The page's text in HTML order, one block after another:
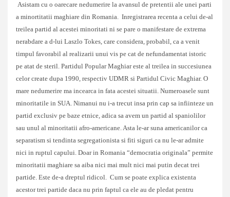
Asistam cu o oarecare nedumerire la avansul de pretentii ale unei parti
a minortitatii maghiare din Romania. Inregistrarea recenta a celui de-al
treilea partid al acestei minoritati ni se pare o manifestare de extrema
nerabdare a d-lui Laszlo Tokes, care considera, probabil, ca a venit
timpul favorabil al realizarii unui vis pe cat de nefundamentat istoric
pe atat de steril. Partidul Popular Maghiar este al treilea in succesiunea
celor create dupa 1990, respectiv UDMR si Partidul Civic Maghiar. O
mare nedumerire ma incearca in fata acestei situatii. Numeroasele sunt
minoritatile in SUA. Nimanui nu i-a trecut insa prin cap sa infiinteze un
partid exclusiv pe baze etnice, adica sa avem un partid al spaniolilor
sau unul al minoritatii afro-americane. Asta le-ar suna americanilor ca
separatism si tendinta segregationista si fiti siguri ca nu le-ar admite
nici in ruptul capului. Doar in Romania “democratia originala” permite
minoritatii maghiare sa aiba nici mai mult nici mai putin decat trei
partide. Este de-a dreptul ridicol. Cum se poate explica existenta
acestor trei partide daca nu prin faptul ca ele au de pledat pentru